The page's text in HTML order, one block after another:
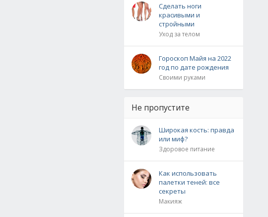
Сделать ноги
красивыми и
стройными
Уход за телом
Гороскоп Майя на 2022
год по дате рождения
Своими руками
Не пропустите
Широкая кость: правда
или миф?
Здоровое питание
Как использовать
палетки теней: все
секреты
Макияж